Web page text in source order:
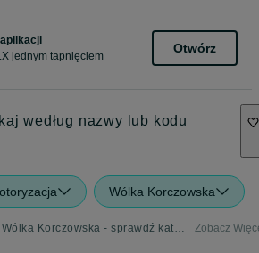
jednym tapnięciem
Otwórz
według nazwy lub kodu
Wólka Korczowska
Oferty motoryzacyjne - Wólka Korczowska - sprawdź kategorię Motoryzacja Zobacz